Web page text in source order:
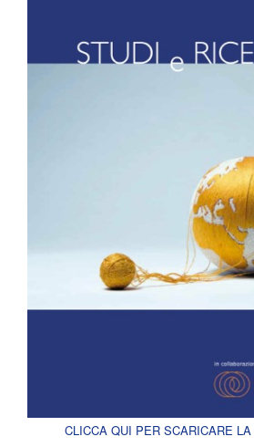
CLICCA QUI PER SCARICARE